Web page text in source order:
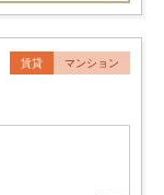
賃貸 マンション